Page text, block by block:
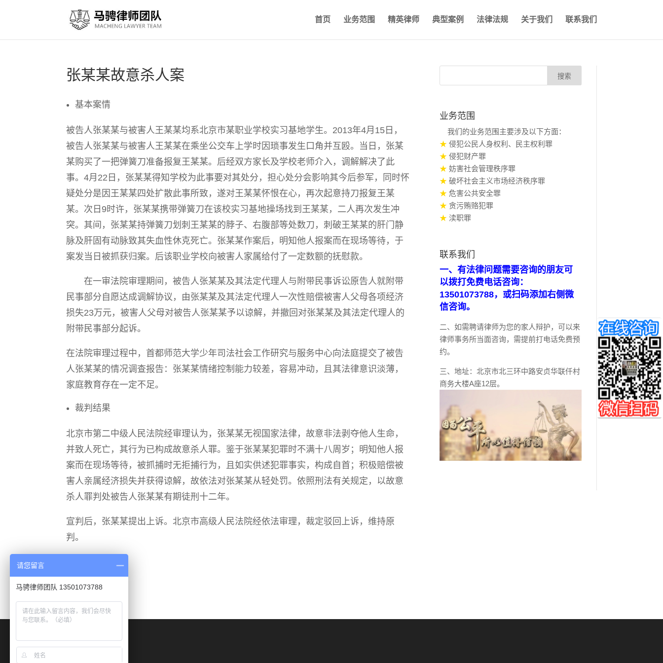
首页 业务范围 精英律师 典型案例 法律法规 关于我们 联系我们
张某某故意杀人案
基本案情
被告人张某某与被害人王某某均系北京市某职业学校实习基地学生。2013年4月15日，
被告人张某某与被害人王某某在乘坐公交车上学时因琐事发生口角并互殴。当日，张某
某购买了一把弹簧刀准备报复王某某。后经双方家长及学校老师介入，调解解决了此
事。4月22日，张某某得知学校为此事要对其处分，担心处分会影响其今后参军，同时怀
疑处分是因王某某四处扩散此事所致，遂对王某某怀恨在心，再次起意持刀报复王某
某。次日9时许，张某某携带弹簧刀在该校实习基地操场找到王某某，二人再次发生冲
突。其间，张某某持弹簧刀划刺王某某的脖子、右腹部等处数刀，刺破王某某的肝门静
脉及肝固有动脉致其失血性休克死亡。张某某作案后，明知他人报案而在现场等待，于
案发当日被抓获归案。后该职业学校向被害人家属给付了一定数额的抚慰款。
在一审法院审理期间，被告人张某某及其法定代理人与附带民事诉讼原告人就附带
民事部分自愿达成调解协议，由张某某及其法定代理人一次性赔偿被害人父母各项经济
损失23万元，被害人父母对被告人张某某予以谅解，并撤回对张某某及其法定代理人的
附带民事部分起诉。
在法院审理过程中，首都师范大学少年司法社会工作研究与服务中心向法庭提交了被告
人张某某的情况调查报告：张某某情绪控制能力较差，容易冲动，且其法律意识淡薄，
家庭教育存在一定不足。
裁判结果
北京市第二中级人民法院经审理认为，张某某无视国家法律，故意非法剥夺他人生命，
并致人死亡，其行为已构成故意杀人罪。鉴于张某某犯罪时不满十八周岁；明知他人报
案而在现场等待，被抓捕时无拒捕行为，且如实供述犯罪事实，构成自首；积极赔偿被
害人亲属经济损失并获得谅解，故依法对张某某从轻处罚。依照刑法有关规定，以故意
杀人罪判处被告人张某某有期徒刑十二年。
宣判后，张某某提出上诉。北京市高级人民法院经依法审理，裁定驳回上诉，维持原
判。
业务范围
我们的业务范围主要涉及以下方面：
★ 侵犯公民人身权利、民主权利罪
★ 侵犯财产罪
★ 妨害社会管理秩序罪
★ 破坏社会主义市场经济秩序罪
★ 危害公共安全罪
★ 贪污贿赂犯罪
★ 渎职罪
联系我们
一、有法律问题需要咨询的朋友可
以拨打免费电话咨询：
13501073788，或扫码添加右侧微
信咨询。
二、如需聘请律师为您的家人辩护，可以来
律师事务所当面咨询，需提前打电话免费预
约。
三、地址：北京市北三环中路安贞华联仟村
商务大楼A座12层。
请您留言